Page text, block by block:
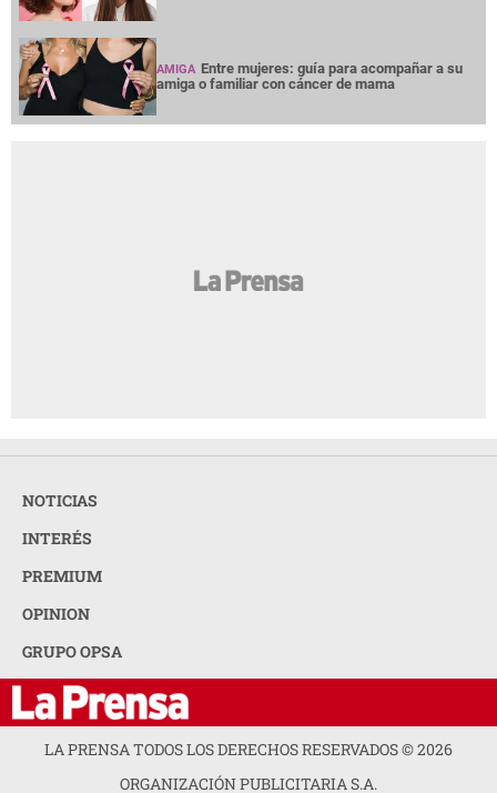
AMIGA Entre mujeres: guía para acompañar a su
amiga o familiar con cáncer de mama
NOTICIAS
INTERÉS
PREMIUM
OPINION
GRUPO OPSA
LA PRENSA TODOS LOS DERECHOS RESERVADOS ©2026
ORGANIZACIÓN PUBLICITARIA S.A.